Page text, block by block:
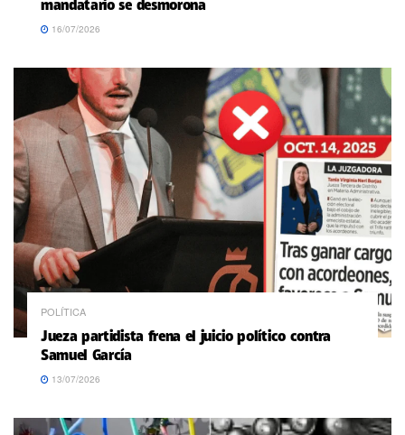
mandatario se desmorona
16/07/2026
POLÍTICA
Jueza partidista frena el juicio político contra
Samuel García
13/07/2026